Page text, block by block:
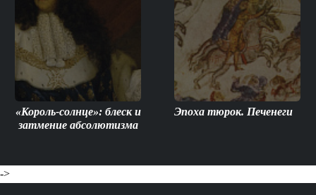
«Король-солнце»: блеск и
затмение абсолютизма
Эпоха тюрок. Печенеги
->